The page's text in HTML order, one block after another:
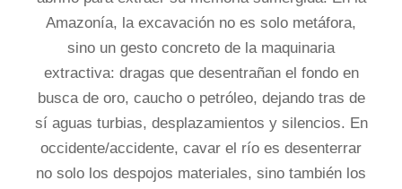
Amazonía, la excavación no es solo metáfora,
sino un gesto concreto de la maquinaria
extractiva: dragas que desentrañan el fondo en
busca de oro, caucho o petróleo, dejando tras de
sí aguas turbias, desplazamientos y silencios. En
occidente/accidente, cavar el río es desenterrar
no solo los despojos materiales, sino también los